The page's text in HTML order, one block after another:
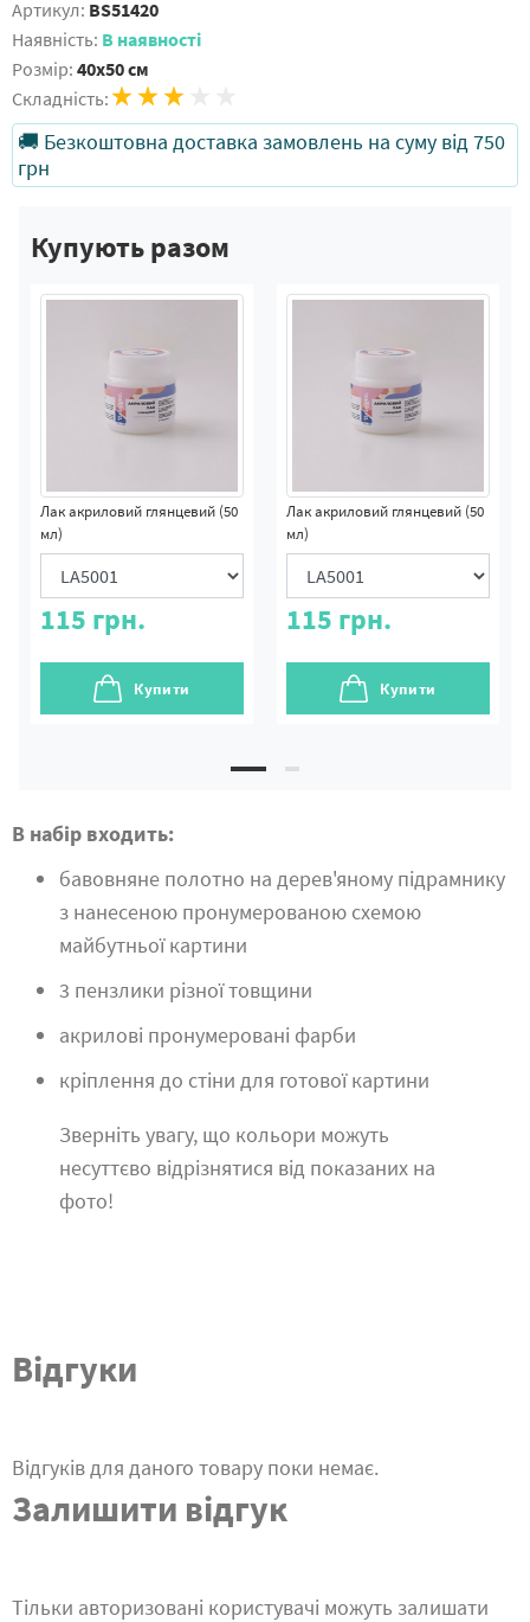
Артикул: BS51420
Наявність: В наявності
Розмір: 40x50 см
Складність:
🚚 Безкоштовна доставка замовлень на суму від 750
грн
Купують разом
Лак акриловий глянцевий (50
мл)
115 грн.
Купити
Лак акриловий глянцевий (50
мл)
115 грн.
Купити
В набір входить:
бавовняне полотно на дерев'яному підрамнику
з нанесеною пронумерованою схемою
майбутньої картини
3 пензлики різної товщини
акрилові пронумеровані фарби
кріплення до стіни для готової картини
Зверніть увагу, що кольори можуть
несуттєво відрізнятися від показаних на
фото!
Відгуки
Відгуків для даного товару поки немає.
Залишити відгук
Тільки авторизовані користувачі можуть залишати